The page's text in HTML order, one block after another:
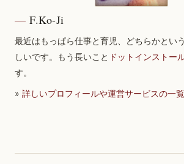
F.Ko-Ji
最近はもっぱら仕事と育児、どちらかとい
しいです。もう長いこと ドットインストー
す。
» 詳しいプロフィールや運営サービスの一